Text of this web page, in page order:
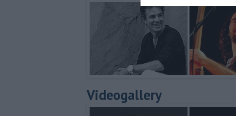
Videogallery